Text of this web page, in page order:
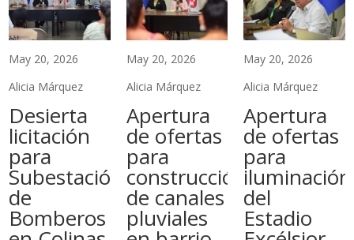
May 20, 2026
Alicia Márquez
Desierta
licitación
para
Subestación
de
Bomberos
May 20, 2026
Alicia Márquez
Apertura
de ofertas
para
construcción
de canales
pluviales
May 20, 2026
Alicia Márquez
Apertura
de ofertas
para
iluminación
del
Estadio